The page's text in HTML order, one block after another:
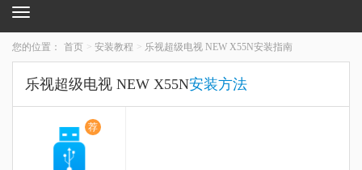
Toggle
您的位置： 首页 安装教程 乐视超级电视 NEW X55N安装指南
乐视超级电视 NEW X55N安装方法
荐